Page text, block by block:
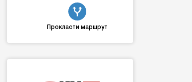
Прокласти маршрут